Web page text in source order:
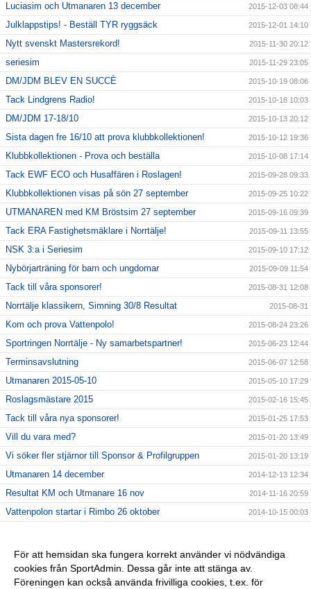
Luciasim och Utmanaren 13 december 2015-12-03 08:44
Julklappstips! - Beställ TYR ryggsäck 2015-12-01 14:10
Nytt svenskt Mastersrekord! 2015-11-30 20:12
seriesim 2015-11-29 23:05
DM/JDM BLEV EN SUCCÈ 2015-10-19 08:06
Tack Lindgrens Radio! 2015-10-18 10:03
DM/JDM 17-18/10 2015-10-13 20:12
Sista dagen fre 16/10 att prova klubbkollektionen! 2015-10-12 19:36
Klubbkollektionen - Prova och beställa 2015-10-08 17:14
Tack EWF ECO och Husaffären i Roslagen! 2015-09-28 09:33
Klubbkollektionen visas på sön 27 september 2015-09-25 10:22
UTMANAREN med KM Bröstsim 27 september 2015-09-16 09:39
Tack ERA Fastighetsmäklare i Norrtälje! 2015-09-11 13:55
NSK 3:a i Seriesim 2015-09-10 17:12
Nybörjarträning för barn och ungdomar 2015-09-09 11:54
Tack till våra sponsorer! 2015-08-31 12:08
Norrtälje klassikern, Simning 30/8 Resultat 2015-08-31
Kom och prova Vattenpolo! 2015-08-24 23:26
Sportringen Norrtälje - Ny samarbetspartner! 2015-06-23 12:44
Terminsavslutning 2015-06-07 12:58
Utmanaren 2015-05-10 2015-05-10 17:29
Roslagsmästare 2015 2015-02-16 15:45
Tack till våra nya sponsorer! 2015-01-25 17:53
Vill du vara med? 2015-01-20 13:49
Vi söker fler stjärnor till Sponsor & Profilgruppen 2015-01-20 13:19
Utmanaren 14 december 2014-12-13 12:34
Resultat KM och Utmanare 16 nov 2014-11-16 20:59
Vattenpolon startar i Rimbo 26 oktober 2014-10-15 00:03
Nybörjarträning i Norrtälje! 2014-09-11 13:09
Vi startar Vattenpolo i höst i form av Poolkampen. 2014-09-11 13:08
Vuxencrawl i Rimbo! 2014-09-11 13:00
För att hemsidan ska fungera korrekt använder vi nödvändiga
cookies från SportAdmin. Dessa går inte att stänga av.
Föreningen kan också använda frivilliga cookies, t.ex. för